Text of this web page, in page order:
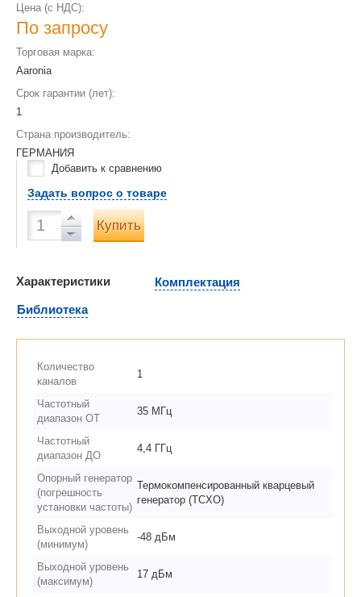
Цена (с НДС):
По запросу
Торговая марка:
Aaronia
Срок гарантии (лет):
1
Страна производитель:
ГЕРМАНИЯ
Добавить к сравнению
Задать вопрос о товаре
Купить
Характеристики
Комплектация
Библиотека
Количество
каналов
1
Частотный
диапазон ОТ
35 МГц
Частотный
диапазон ДО
4,4 ГГц
Опорный генератор
(погрешность
установки частоты)
Термокомпенсированный кварцевый
генератор (TCXO)
Выходной уровень
(минимум)
-48 дБм
Выходной уровень
(максимум)
17 дБм